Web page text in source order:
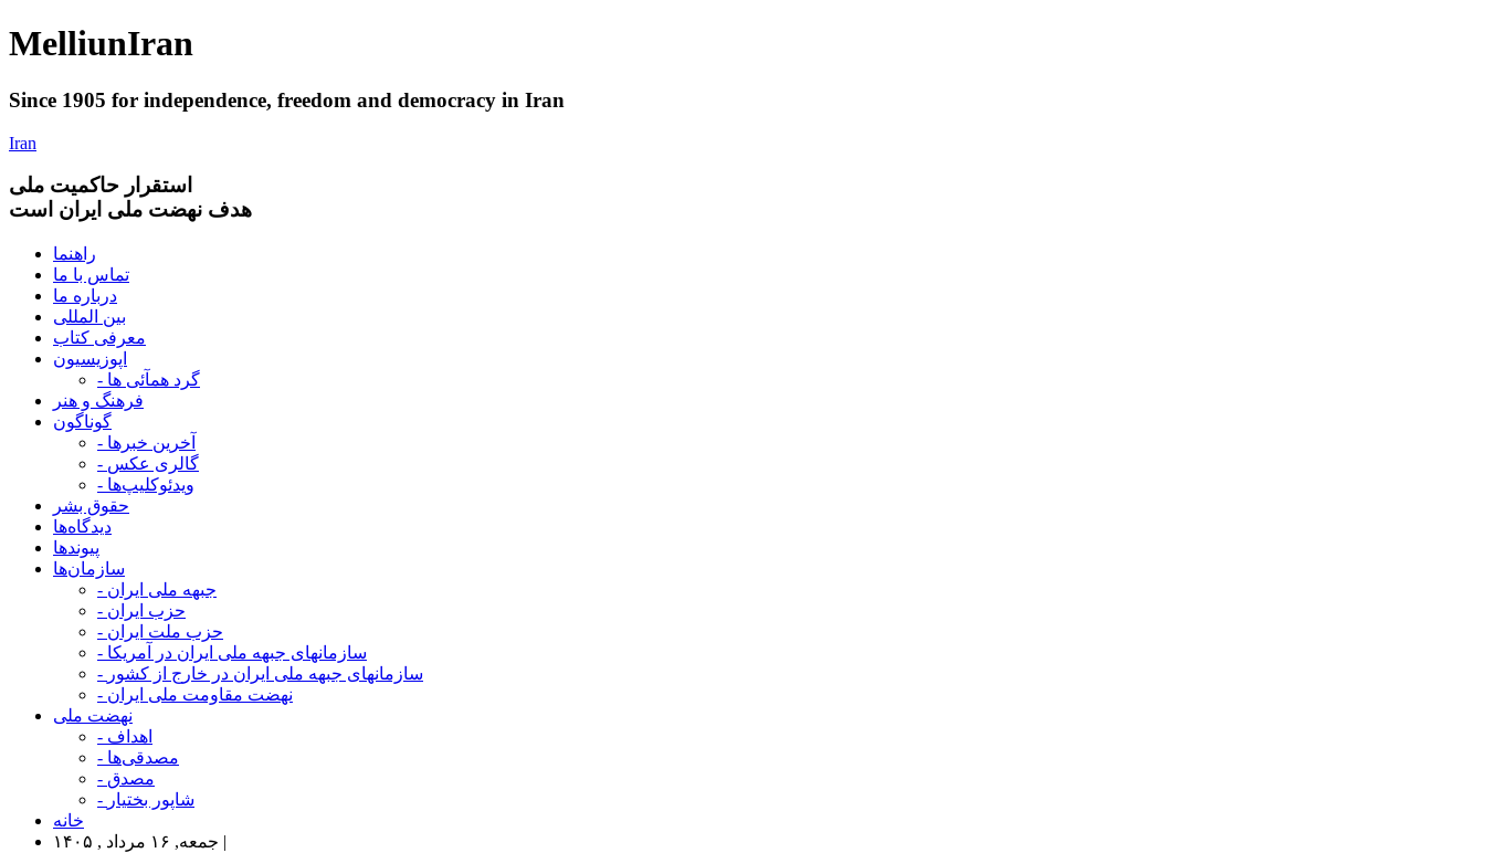
MelliunIran
Since 1905 for independence, freedom and democracy in Iran
Iran
استقرار حاکميت ملی
هدف نهضت ملی ایران است
راهنما
تماس با ما
درباره ما
بین المللی
معرفی کتاب
اپوزیسیون
- گرد همآئی ها
فرهنگ و هنر
گوناگون
- آخرین خبرها
- گالری عکس
- ویدئوکلیپ‌ها
حقوق بشر
دیدگاه‌ها
پیوندها
سازمان‌ها
- جبهه ملی ایران
- حزب ایران
- حزب ملت ایران
- سازمانهای جبهه ملی ایران در آمریکا
- سازمانهای جبهه ملی ایران در خارج از کشور
- نهضت مقاومت ملی ایران
نهضت ملی
- اهداف
- مصدقی‌ها
- مصدق
- شاپور بختیار
خانه
جمعه, ۱۶ مرداد , ۱۴۰۵ |